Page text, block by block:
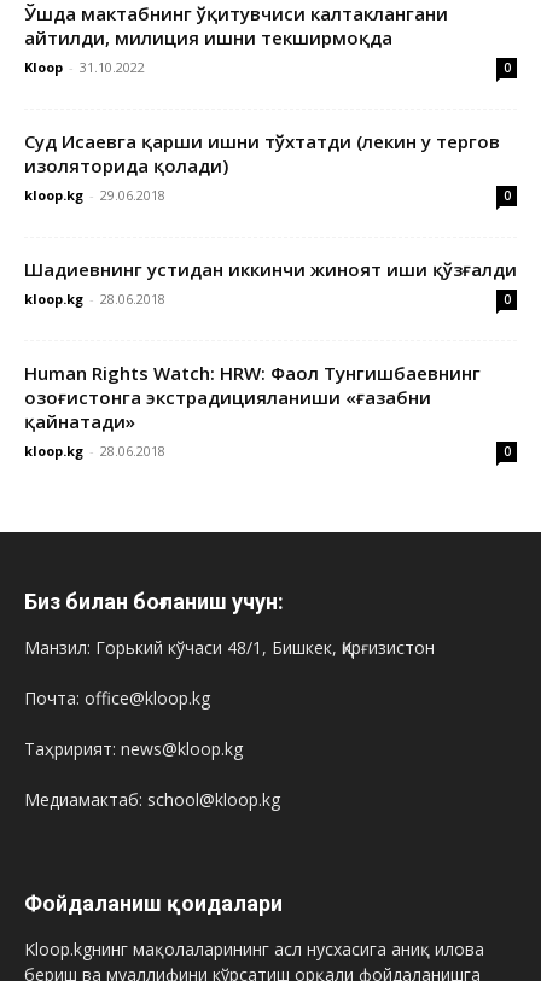
Ўшда мактабнинг ўқитувчиси калтаклангани
айтилди, милиция ишни текширмоқда
Kloop - 31.10.2022 0
Суд Исаевга қарши ишни тўхтатди (лекин у тергов
изоляторида қолади)
kloop.kg - 29.06.2018 0
Шадиевнинг устидан иккинчи жиноят иши қўзғалди
kloop.kg - 28.06.2018 0
Human Rights Watch: HRW: Фаол Тунгишбаевнинг
Қозоғистонга экстрадицияланиши «ғазабни
қайнатади»
kloop.kg - 28.06.2018 0
Биз билан боғланиш учун:
Манзил: Горький кўчаси 48/1, Бишкек, Қирғизистон
Почта: office@kloop.kg
Таҳририят: news@kloop.kg
Медиамактаб: school@kloop.kg
Фойдаланиш қоидалари
Kloop.kgнинг мақолаларининг асл нусхасига аниқ илова
бериш ва муаллифини кўрсатиш орқали фойдаланишга